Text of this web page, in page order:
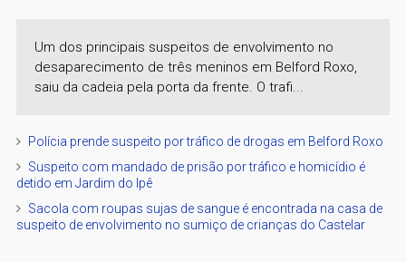
Um dos principais suspeitos de envolvimento no
desaparecimento de três meninos em Belford Roxo,
saiu da cadeia pela porta da frente. O trafi...
Polícia prende suspeito por tráfico de drogas em Belford Roxo
Suspeito com mandado de prisão por tráfico e homicídio é
detido em Jardim do Ipê
Sacola com roupas sujas de sangue é encontrada na casa de
suspeito de envolvimento no sumiço de crianças do Castelar